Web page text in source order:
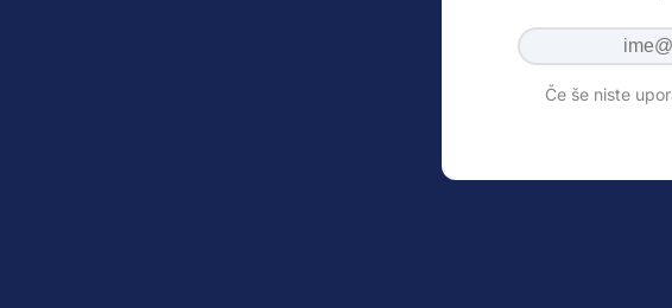
Če še niste